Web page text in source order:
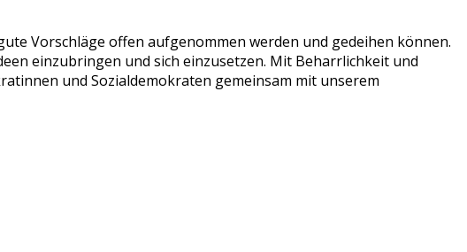
Vorschläge offen aufgenommen werden und gedeihen können.
einzubringen und sich einzusetzen. Mit Beharrlichkeit und
und Sozialdemokraten gemeinsam mit unserem